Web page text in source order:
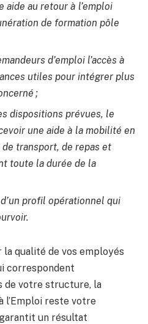
au retour à l’emploi
de formation pôle
d’emploi l’accès à
utiles pour intégrer plus
;
dispositions prévues, le
une aide à la mobilité en
de transport, de repas et
toute la durée de la
profil opérationnel qui
la qualité de vos employés
correspondent
de votre structure, la
l’Emploi reste votre
un résultat